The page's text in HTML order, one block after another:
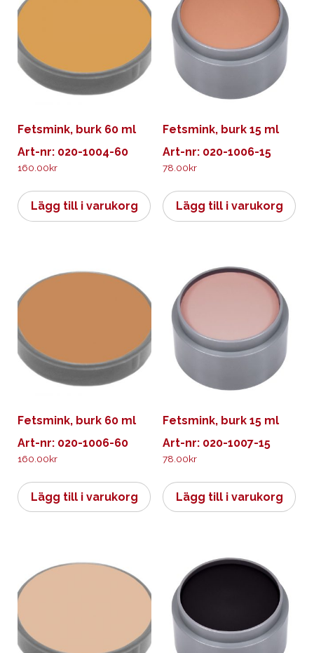
Fetsmink, burk 60 ml
Art-nr: 020-1004-60
160.00kr
Lägg till i varukorg
Fetsmink, burk 15 ml
Art-nr: 020-1006-15
78.00kr
Lägg till i varukorg
Fetsmink, burk 60 ml
Art-nr: 020-1006-60
160.00kr
Lägg till i varukorg
Fetsmink, burk 15 ml
Art-nr: 020-1007-15
78.00kr
Lägg till i varukorg